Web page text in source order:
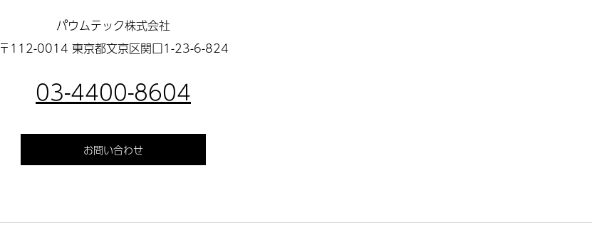
パウムテック株式会社
〒112-0014 東京都文京区関口1-23-6-824
03-4400-8604
お問い合わせ